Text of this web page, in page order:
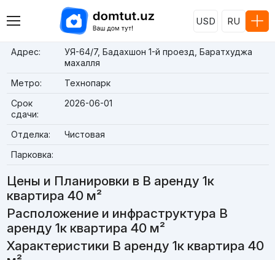
USD RU
Адрес:
УЯ-64/7, Бадахшон 1-й проезд, Баратхуджа
махалля
Метро:
Технопарк
Срок
сдачи:
2026-06-01
Отделка:
Чистовая
Парковка:
Цены и Планировки в В аренду 1к
квартира 40 м²
Расположение и инфраструктура В
аренду 1к квартира 40 м²
Характеристики В аренду 1к квартира 40